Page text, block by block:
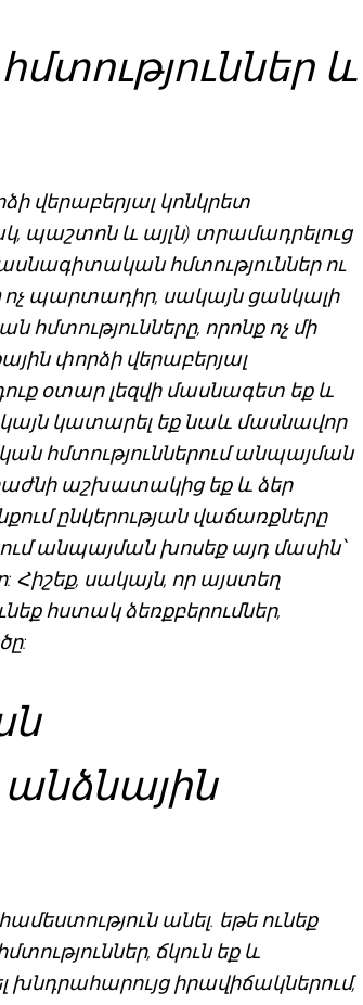
և
վերաբերյալ կոնկրետ
պաշտոն և այլն) տրամադրելուց
հմտություններ ու
ոչ պարտադիր, սակայն ցանկալի
որոնք ոչ մի
փորձի վերաբերյալ
օտար լեզվի մասնագետ եք և
կատարել եք նաև մասնավոր
հմտություններում անպայման
աշխատակից եք և ձեր
ընկերության վաճառքները
անպայման խոսեք այդ մասին՝
Հիշեք, սակայն, որ այստեղ
հստակ ձեռքբերումներ,
անձնային
անել. եթե ունեք
ճկուն եք և
խնդրահարույց իրավիճակներում,